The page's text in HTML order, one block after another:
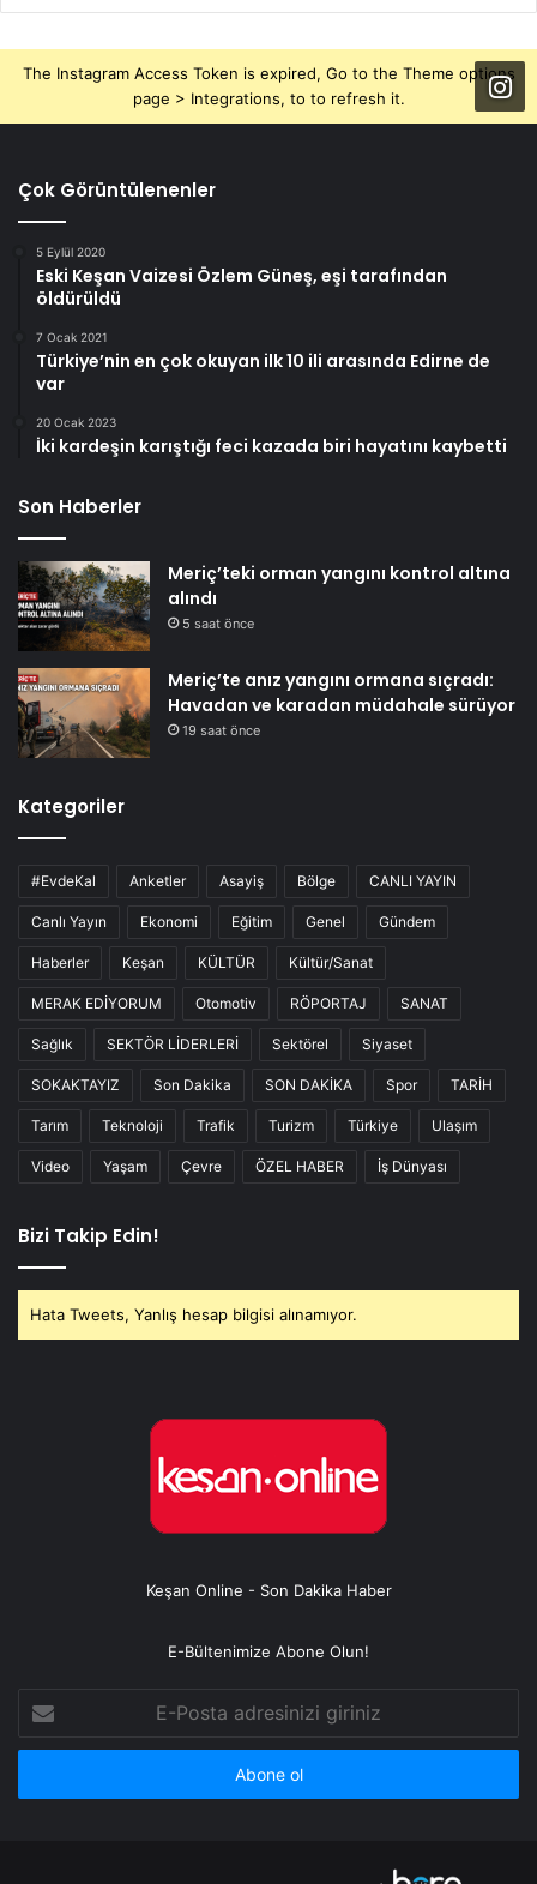
The Instagram Access Token is expired, Go to the Theme options
page > Integrations, to to refresh it.
Çok Görüntülenenler
5 Eylül 2020
Eski Keşan Vaizesi Özlem Güneş, eşi tarafından
öldürüldü
7 Ocak 2021
Türkiye’nin en çok okuyan ilk 10 ili arasında Edirne de
var
20 Ocak 2023
İki kardeşin karıştığı feci kazada biri hayatını kaybetti
Son Haberler
Meriç’teki orman yangını kontrol altına
alındı
5 saat önce
Meriç’te anız yangını ormana sıçradı:
Havadan ve karadan müdahale sürüyor
19 saat önce
Kategoriler
#EvdeKal Anketler Asayiş Bölge CANLI YAYIN
Canlı Yayın Ekonomi Eğitim Genel Gündem
Haberler Keşan KÜLTÜR Kültür/Sanat
MERAK EDİYORUM Otomotiv RÖPORTAJ SANAT
Sağlık SEKTÖR LİDERLERİ Sektörel Siyaset
SOKAKTAYIZ Son Dakika SON DAKİKA Spor TARİH
Tarım Teknoloji Trafik Turizm Türkiye Ulaşım
Video Yaşam Çevre ÖZEL HABER İş Dünyası
Bizi Takip Edin!
Hata Tweets, Yanlış hesap bilgisi alınamıyor.
Keşan Online - Son Dakika Haber
E-Bültenimize Abone Olun!
Posta
adresinizi